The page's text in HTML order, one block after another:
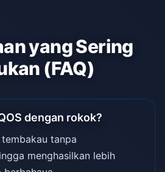
yang Sering
(FAQ)
dengan rokok?
tembakau tanpa
menghasilkan lebih